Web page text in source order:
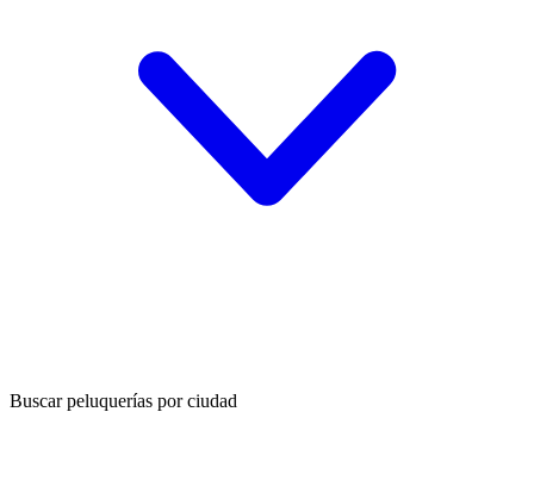
Buscar peluquerías por ciudad